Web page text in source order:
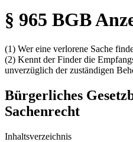
§ 965 BGB
(1) Wer eine verlorene Sache
(2) Kennt der Finder die
unverzüglich der zuständigen
Bürgerliches
Sachenrecht
Inhaltsverzeichnis